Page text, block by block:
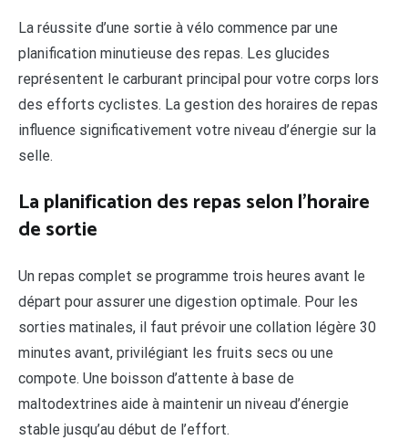
La réussite d’une sortie à vélo commence par une
planification minutieuse des repas. Les glucides
représentent le carburant principal pour votre corps lors
des efforts cyclistes. La gestion des horaires de repas
influence significativement votre niveau d’énergie sur la
selle.
La planification des repas selon l’horaire
de sortie
Un repas complet se programme trois heures avant le
départ pour assurer une digestion optimale. Pour les
sorties matinales, il faut prévoir une collation légère 30
minutes avant, privilégiant les fruits secs ou une
compote. Une boisson d’attente à base de
maltodextrines aide à maintenir un niveau d’énergie
stable jusqu’au début de l’effort.